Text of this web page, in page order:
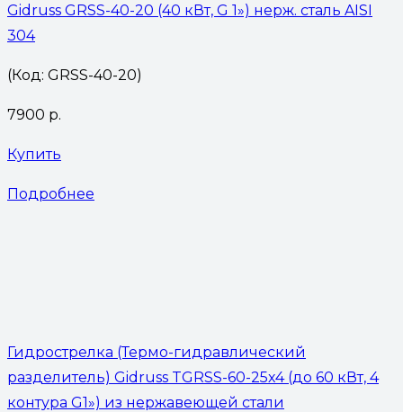
Gidruss GRSS-40-20 (40 кВт, G 1») нерж. сталь AISI
304
(Код: GRSS-40-20)
7900 р.
Купить
Подробнее
Гидрострелка (Термо-гидравлический
разделитель) Gidruss TGRSS-60-25х4 (до 60 кВт, 4
контура G1») из нержавеющей стали